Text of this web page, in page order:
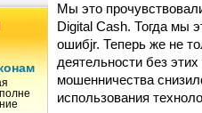
Мы это
Digital Cash. Тогда мы
ошибjr. Теперь же не
деятельности без
мошенничества
использования